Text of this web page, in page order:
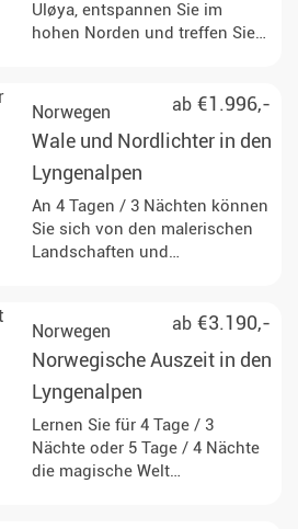
Uløya, entspannen Sie im
hohen Norden und treffen Sie
ab €1.996,-
Norwegen
Wale und Nordlichter in den
Lyngenalpen
An 4 Tagen / 3 Nächten können
Sie sich von den malerischen
Landschaften und
lassen. Gehen Sie auf
Walbeobachtung und staunen
Sie über diese
beeindruckenden Tiere. Abends
Ihnen und zeigen ihren
einzigartigen Tanz am
Sternenhimmel.
ab €3.190,-
Norwegen
Norwegische Auszeit in den
Lyngenalpen
Lernen Sie für 4 Tage / 3
Nächte oder 5 Tage / 4 Nächte
die magische Welt